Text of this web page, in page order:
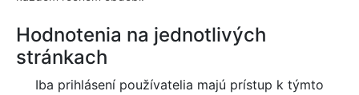
Hodnotenia na jednotlivých
stránkach
Iba prihlásení používatelia majú prístup k týmto